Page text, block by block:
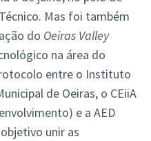
Mas foi também
do Oeiras Valley
na área do
entre o Instituto
de Oeiras, o CEiiA
e a AED
unir as